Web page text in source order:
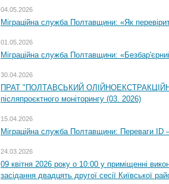
04.05.2026
Міграційна служба Полтавщини: «Як
01.05.2026
Міграційна служба Полтавщини:
30.04.2026
ПРАТ "ПОЛТАВСЬКИЙ
післяпроєктного моніторингу (03. 2026)
15.04.2026
Міграційна служба Полтавщини: Переваги ID
24.03.2026
09 квітня 2026 року о 10:00 у приміщенні
засідання двадцять другої сесії Київської